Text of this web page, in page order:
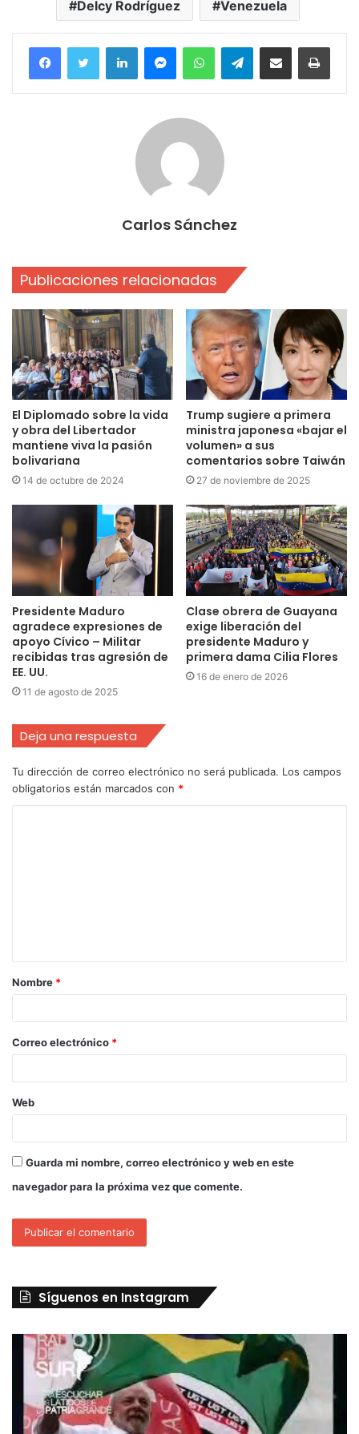
Delcy Rodríguez Venezuela
FacebookTwitter LinkedInMessengerWhatsAppTelegramCompartir por correo electrónico
Carlos Sánchez
Publicaciones relacionadas
El Diplomado sobre la vida
y obra del Libertador
mantiene viva la pasión
bolivariana
14 de octubre de 2024
Trump sugiere a primera
ministra japonesa «bajar el
volumen» a sus
comentarios sobre Taiwán
27 de noviembre de 2025
Presidente Maduro
agradece expresiones de
apoyo Cívico – Militar
recibidas tras agresión de
EE. UU.
11 de agosto de 2025
Clase obrera de Guayana
exige liberación del
presidente Maduro y
primera dama Cilia Flores
16 de enero de 2026
Deja una respuesta
Tu dirección de correo electrónico no será publicada. Los campos
obligatorios están marcados con *
Nombre *
Correo electrónico *
Web
Guarda mi nombre, correo electrónico y web en este
navegador para la próxima vez que comente.
Síguenos en Instagram